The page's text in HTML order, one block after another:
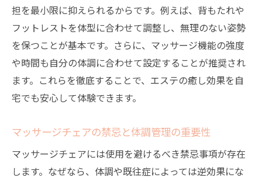
担を最小限に抑えられるからです。例えば、背もたれや
フットレストを体型に合わせて調整し、無理のない姿勢
を保つことが基本です。さらに、マッサージ機能の強度
や時間も自分の体調に合わせて設定することが推奨され
ます。これらを徹底することで、エステの癒し効果を自
宅でも安心して体験できます。
マッサージチェアの禁忌と体調管理の重要性
マッサージチェアには使用を避けるべき禁忌事項が存在
します。なぜなら、体調や既往症によっては逆効果にな